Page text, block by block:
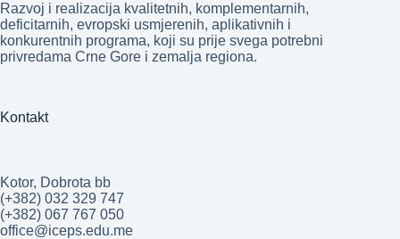
Razvoj i realizacija kvalitetnih, komplementarnih,
deficitarnih, evropski usmjerenih, aplikativnih i
konkurentnih programa, koji su prije svega potrebni
privredama Crne Gore i zemalja regiona.
Kontakt
Kotor, Dobrota bb
(+382) 032 329 747
(+382) 067 767 050
office@iceps.edu.me